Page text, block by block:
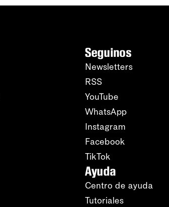
Seguinos
Newsletters
RSS
YouTube
WhatsApp
Instagram
Facebook
TikTok
Ayuda
Centro de ayuda
Tutoriales